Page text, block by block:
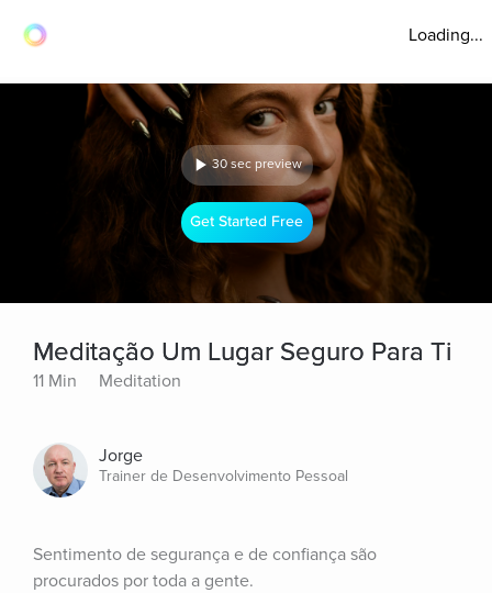
Loading...
30 sec preview
Get Started Free
Meditação Um Lugar Seguro Para Ti
11 Min Meditation
Jorge
Trainer de Desenvolvimento Pessoal
Sentimento de segurança e de confiança são
procurados por toda a gente.